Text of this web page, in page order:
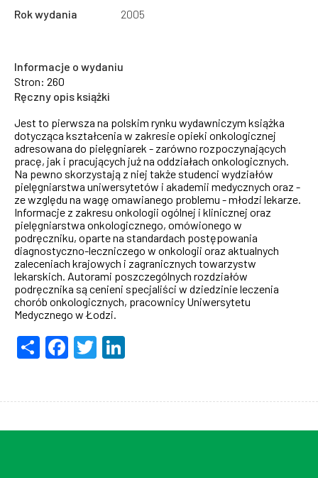
Rok wydania 2005
Informacje o wydaniu
Stron: 260
Ręczny opis książki
Jest to pierwsza na polskim rynku wydawniczym książka
dotycząca kształcenia w zakresie opieki onkologicznej
adresowana do pielęgniarek - zarówno rozpoczynających
pracę, jak i pracujących już na oddziałach onkologicznych.
Na pewno skorzystają z niej także studenci wydziałów
pielęgniarstwa uniwersytetów i akademii medycznych oraz -
ze względu na wagę omawianego problemu - młodzi lekarze.
Informacje z zakresu onkologii ogólnej i klinicznej oraz
pielęgniarstwa onkologicznego, omówionego w
podręczniku, oparte na standardach postępowania
diagnostyczno-leczniczego w onkologii oraz aktualnych
zaleceniach krajowych i zagranicznych towarzystw
lekarskich. Autorami poszczególnych rozdziałów
podręcznika są cenieni specjaliści w dziedzinie leczenia
chorób onkologicznych, pracownicy Uniwersytetu
Medycznego w Łodzi.
ShareFacebook
Twitter